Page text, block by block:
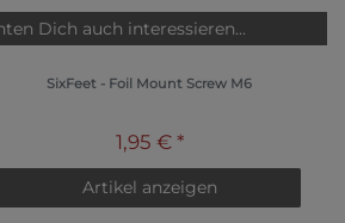
Dich auch interessieren...
SixFeet - Foil Mount Screw M6
1,95 € *
Artikel anzeigen